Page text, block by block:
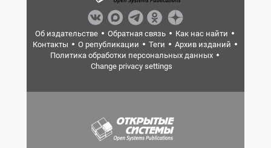
Об издательстве Обратная связь
Как нас найти
Контакты
О републикации Теги
Архив изданий
Политика обработки персональных данных
Change privacy settings